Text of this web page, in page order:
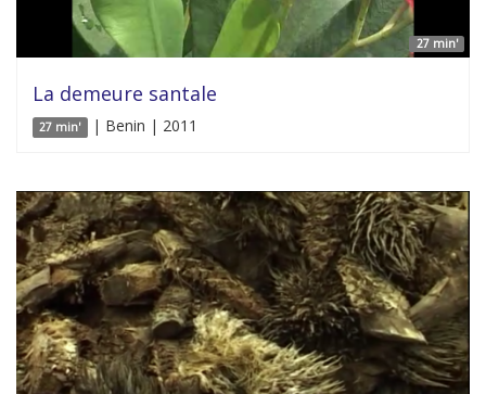
27 min'
La demeure santale
27 min' | Benin | 2011